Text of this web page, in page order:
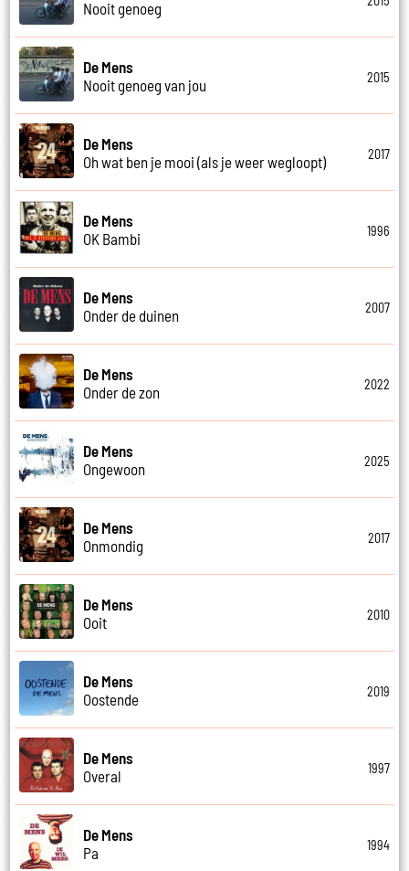
Nooit genoeg
De Mens
Nooit genoeg van jou
2015
De Mens
Oh wat ben je mooi (als je weer wegloopt)
2017
De Mens
OK Bambi
1996
De Mens
Onder de duinen
2007
De Mens
Onder de zon
2022
De Mens
Ongewoon
2025
De Mens
Onmondig
2017
De Mens
Ooit
2010
De Mens
Oostende
2019
De Mens
Overal
1997
De Mens
Pa
1994